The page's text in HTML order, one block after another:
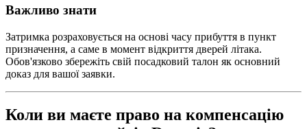
Важливо знати
Затримка розраховується на основі часу прибуття в пункт
призначення, а саме в момент відкриття дверей літака.
Обов'язково збережіть свій посадковий талон як основний
доказ для вашої заявки.
Коли ви маєте право на компенсацію